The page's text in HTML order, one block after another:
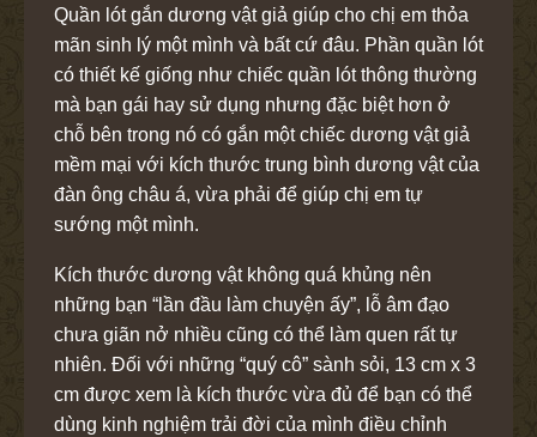
Quần lót gắn dương vật giả giúp cho chị em thỏa
mãn sinh lý một mình và bất cứ đâu. Phần quần lót
có thiết kế giống như chiếc quần lót thông thường
mà bạn gái hay sử dụng nhưng đặc biệt hơn ở
chỗ bên trong nó có gắn một chiếc dương vật giả
mềm mại với kích thước trung bình dương vật của
đàn ông châu á, vừa phải để giúp chị em tự
sướng một mình.
Kích thước dương vật không quá khủng nên
những bạn “lần đầu làm chuyện ấy”, lỗ âm đạo
chưa giãn nở nhiều cũng có thể làm quen rất tự
nhiên. Đối với những “quý cô” sành sỏi, 13 cm x 3
cm được xem là kích thước vừa đủ để bạn có thể
dùng kinh nghiệm trải đời của mình điều chỉnh